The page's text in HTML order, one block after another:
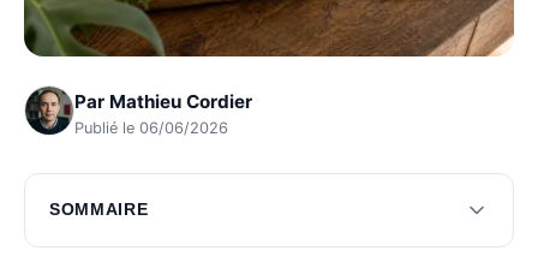
Par Mathieu Cordier
Publié le 06/06/2026
SOMMAIRE
Accéder au PDF de la BD